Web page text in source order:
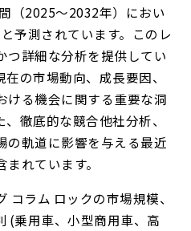
（2025～2032年）におい
予測されています。このレ
つ詳細な分析を提供してい
の市場動向、成長要因、
ける機会に関する重要な洞
徹底的な競合他社分析、
の軌道に影響を与える最近
れています。
コラム ロックの市場規模、
(乗用車、小型商用車、高